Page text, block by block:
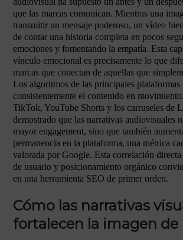
que las marcas comunican. Mientras una
transmitir un mensaje poderoso, un vídeo
de contar una historia completa en pocos
emociones y fomentando la empatía. Esta
vínculo emocional es precisamente lo que
marcas que conectan de aquellas que
Los algoritmos de las principales plataformas
consistentemente el contenido en
TikTok, YouTube Shorts y los carruseles de
demostrado que las narrativas audiovisuales
mayor engagement, sino que también
permanencia en la plataforma, una métrica
valorada por Google. Esta correlación
de usuario y posicionamiento orgánico
en una herramienta SEO de primer orden.
Cómo las narrativas
fortalecen la imagen de